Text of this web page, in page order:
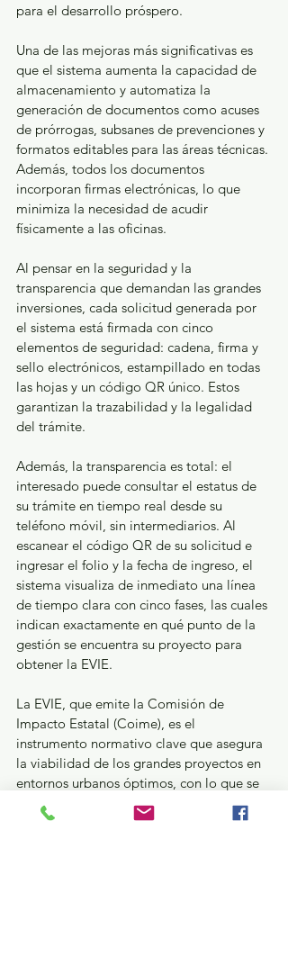
para el desarrollo próspero.
Una de las mejoras más significativas es
que el sistema aumenta la capacidad de
almacenamiento y automatiza la
generación de documentos como acuses
de prórrogas, subsanes de prevenciones y
formatos editables para las áreas técnicas.
Además, todos los documentos
incorporan firmas electrónicas, lo que
minimiza la necesidad de acudir
físicamente a las oficinas.
Al pensar en la seguridad y la
transparencia que demandan las grandes
inversiones, cada solicitud generada por
el sistema está firmada con cinco
elementos de seguridad: cadena, firma y
sello electrónicos, estampillado en todas
las hojas y un código QR único. Estos
garantizan la trazabilidad y la legalidad
del trámite.
Además, la transparencia es total: el
interesado puede consultar el estatus de
su trámite en tiempo real desde su
teléfono móvil, sin intermediarios. Al
escanear el código QR de su solicitud e
ingresar el folio y la fecha de ingreso, el
sistema visualiza de inmediato una línea
de tiempo clara con cinco fases, las cuales
indican exactamente en qué punto de la
gestión se encuentra su proyecto para
obtener la EVIE.
La EVIE, que emite la Comisión de
Impacto Estatal (Coime), es el
instrumento normativo clave que asegura
la viabilidad de los grandes proyectos en
entornos urbanos óptimos, con lo que se
promueven que sean rentables para el
inversionista y, al mismo tiempo,